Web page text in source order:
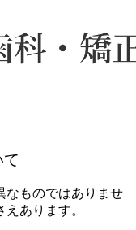
て
なものではありませ
あります。